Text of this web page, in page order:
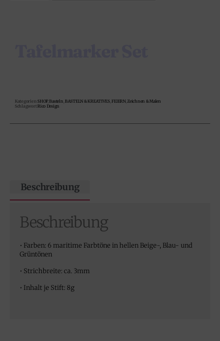
Kategorien SHOP, Basteln BASTELN & KREATIVES, FEIERN,Zeichnen & Malen
Schlagwort Rico Design
Beschreibung
Beschreibung
• Farben: 6 maritime Farbtöne in hellen Beige-, Blau- und
Grüntönen
• Strichbreite: ca. 3mm
• Inhalt je Stift: 8g